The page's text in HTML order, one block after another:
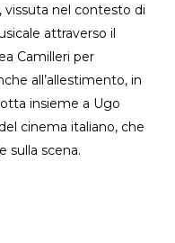
vissuta nel contesto di
attraverso il
Camilleri per
all’allestimento, in
insieme a Ugo
cinema italiano, che
sulla scena.